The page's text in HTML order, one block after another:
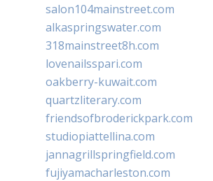
salon104mainstreet.com
alkaspringswater.com
318mainstreet8h.com
lovenailsspari.com
oakberry-kuwait.com
quartzliterary.com
friendsofbroderickpark.com
studiopiattellina.com
jannagrillspringfield.com
fujiyamacharleston.com